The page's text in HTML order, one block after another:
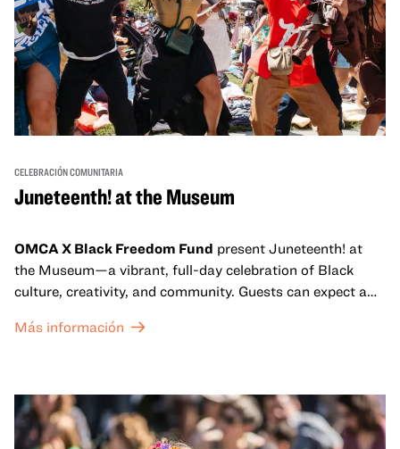
CELEBRACIÓN COMUNITARIA
Juneteenth! at the Museum
OMCA X Black Freedom Fund present Juneteenth! at
the Museum—a vibrant, full-day celebration of Black
culture, creativity, and community. Guests can expect a
sets from boundary-pushing artists, delicious offerings
move, make, and connect in celebration of Black culture.
Más información